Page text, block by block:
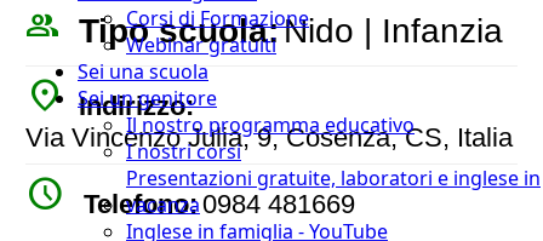
Corsi di Formazione
Webinar gratuiti
Sei una scuola
Sei un genitore
Il nostro programma educativo
I nostri corsi
Presentazioni gratuite, laboratori e inglese in
vacanza
Inglese in famiglia - YouTube
people_outline Tipo scuola:Nido | Infanzia
place Indirizzo:
Via Vincenzo Julia, 9, Cosenza, CS, Italia
watch_later Telefono:0984 481669